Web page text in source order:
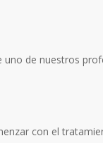
de nuestros
con el